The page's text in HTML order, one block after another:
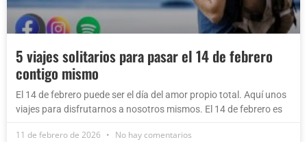
5 viajes solitarios para pasar el 14 de febrero
contigo mismo
El 14 de febrero puede ser el día del amor propio total. Aquí unos
viajes para disfrutarnos a nosotros mismos. El 14 de febrero es
11 de febrero de 2026 No hay comentarios